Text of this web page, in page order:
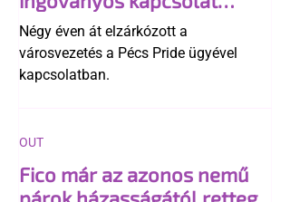
története
Négy éven át elzárkózott a
városvezetés a Pécs Pride ügyével
kapcsolatban.
Fico már az azonos nemű
OUT